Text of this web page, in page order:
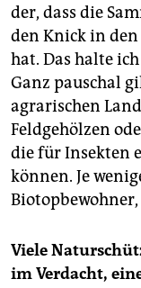
der, dass die
den Knick in
hat. Das halte
Ganz pauschal
agrarischen
Feldgehölzen
die für Insekten
können. Je
Viele
im Verdacht,